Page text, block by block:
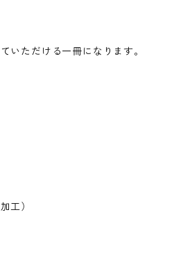
いただける一冊になります。
工）